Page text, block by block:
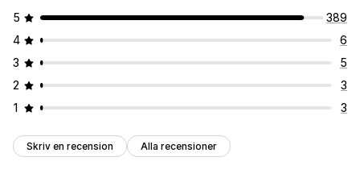
5
389
4
6
3
5
2
3
1
3
Skriv en recension Alla recensioner